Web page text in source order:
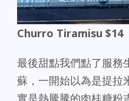
Churro Tiramisu $14
最後甜點我們點了服務
蘇，一開始以為是提拉
實是熱騰騰的肉桂糖粉